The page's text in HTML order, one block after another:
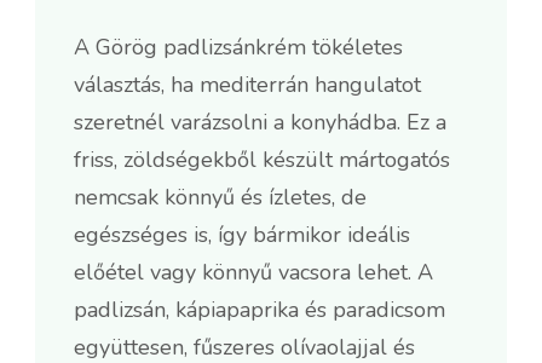
A Görög padlizsánkrém tökéletes
választás, ha mediterrán hangulatot
szeretnél varázsolni a konyhádba. Ez a
friss, zöldségekből készült mártogatós
nemcsak könnyű és ízletes, de
egészséges is, így bármikor ideális
előétel vagy könnyű vacsora lehet. A
padlizsán, kápiapaprika és paradicsom
együttesen, fűszeres olívaolajjal és